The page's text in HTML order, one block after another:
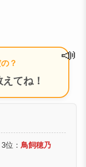
？
てね！
📣
位： 鳥飼穂乃